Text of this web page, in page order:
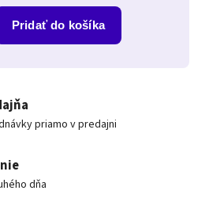
Pridať do košíka
priamo v predajni
dňa